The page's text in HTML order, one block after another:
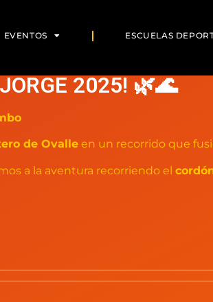
EVENTOS ESCUELAS
JORGE 2025! 🌿🌊
de Ovalle en un recorrido que
a la aventura recorriendo el